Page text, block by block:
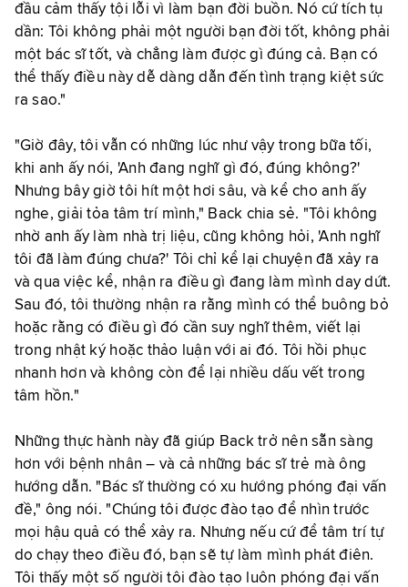
đầu cảm thấy tội lỗi vì làm bạn đời buồn. Nó cứ tích tụ
dần: Tôi không phải một người bạn đời tốt, không phải
một bác sĩ tốt, và chẳng làm được gì đúng cả. Bạn có
thể thấy điều này dễ dàng dẫn đến tình trạng kiệt sức
ra sao."
"Giờ đây, tôi vẫn có những lúc như vậy trong bữa tối,
khi anh ấy nói, 'Anh đang nghĩ gì đó, đúng không?'
Nhưng bây giờ tôi hít một hơi sâu, và kể cho anh ấy
nghe, giải tỏa tâm trí mình," Back chia sẻ. "Tôi không
nhờ anh ấy làm nhà trị liệu, cũng không hỏi, 'Anh nghĩ
tôi đã làm đúng chưa?' Tôi chỉ kể lại chuyện đã xảy ra
và qua việc kể, nhận ra điều gì đang làm mình day dứt.
Sau đó, tôi thường nhận ra rằng mình có thể buông bỏ
hoặc rằng có điều gì đó cần suy nghĩ thêm, viết lại
trong nhật ký hoặc thảo luận với ai đó. Tôi hồi phục
nhanh hơn và không còn để lại nhiều dấu vết trong
tâm hồn."
Những thực hành này đã giúp Back trở nên sẵn sàng
hơn với bệnh nhân – và cả những bác sĩ trẻ mà ông
hướng dẫn. "Bác sĩ thường có xu hướng phóng đại vấn
đề," ông nói. "Chúng tôi được đào tạo để nhìn trước
mọi hậu quả có thể xảy ra. Nhưng nếu cứ để tâm trí tự
do chạy theo điều đó, bạn sẽ tự làm mình phát điên.
Tôi thấy một số người tôi đào tạo luôn phóng đại vấn